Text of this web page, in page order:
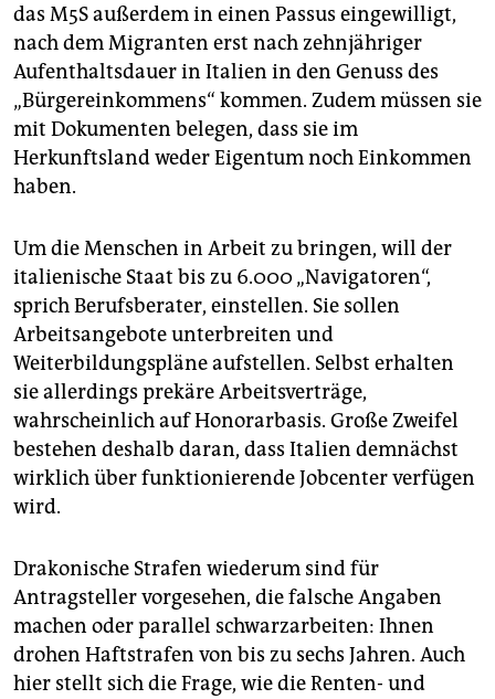
das M5S außerdem in einen Passus eingewilligt,
nach dem Migranten erst nach zehnjähriger
Aufenthaltsdauer in Italien in den Genuss des
„Bürgereinkommens“ kommen. Zudem müssen sie
mit Dokumenten belegen, dass sie im
Herkunftsland weder Eigentum noch Einkommen
haben.
Um die Menschen in Arbeit zu bringen, will der
italienische Staat bis zu 6.000 „Navigatoren“,
sprich Berufsberater, einstellen. Sie sollen
Arbeitsangebote unterbreiten und
Weiterbildungspläne aufstellen. Selbst erhalten
sie allerdings prekäre Arbeitsverträge,
wahrscheinlich auf Honorarbasis. Große Zweifel
bestehen deshalb daran, dass Italien demnächst
wirklich über funktionierende Jobcenter verfügen
wird.
Drakonische Strafen wiederum sind für
Antragsteller vorgesehen, die falsche Angaben
machen oder parallel schwarzarbeiten: Ihnen
drohen Haftstrafen von bis zu sechs Jahren. Auch
hier stellt sich die Frage, wie die Renten- und